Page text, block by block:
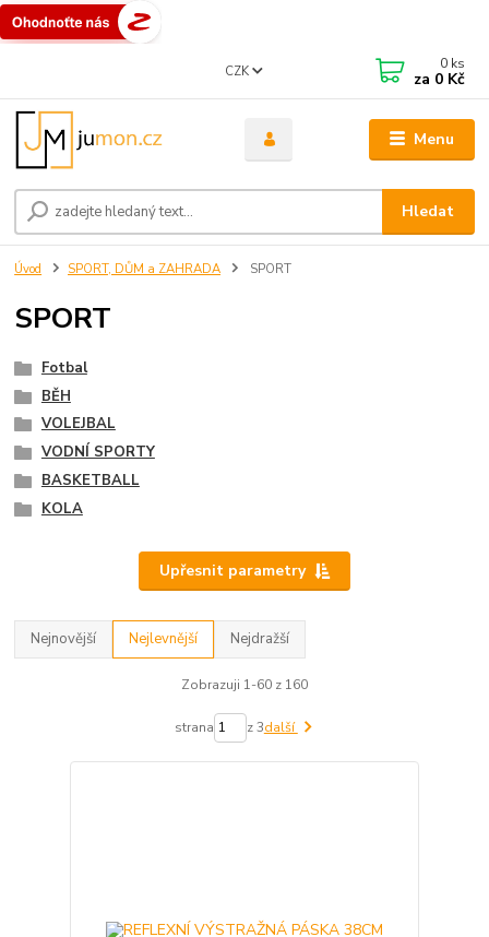
Menu
CZK
Hledat
0 ks
za 0 Kč
Úvod SPORT, DŮM a ZAHRADA SPORT
SPORT
Fotbal
BĚH
VOLEJBAL
VODNÍ SPORTY
BASKETBALL
KOLA
Upřesnit parametry
Nejnovější Nejlevnější Nejdražší
Zobrazuji 1-60 z 160
strana z 3další